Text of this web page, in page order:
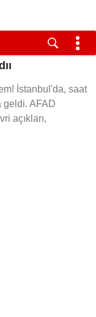
İstanbul'da, saat
geldi. AFAD
açıkları,